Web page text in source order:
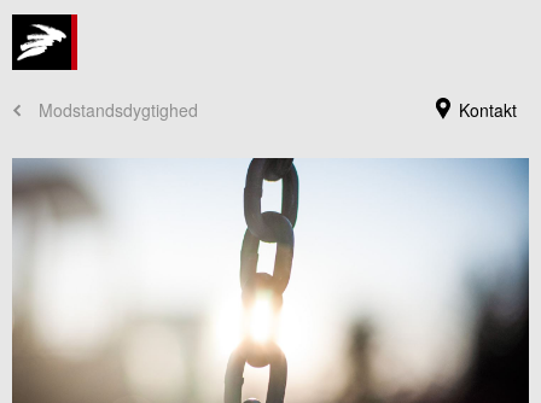
Kontakt
Modstandsdygtighed